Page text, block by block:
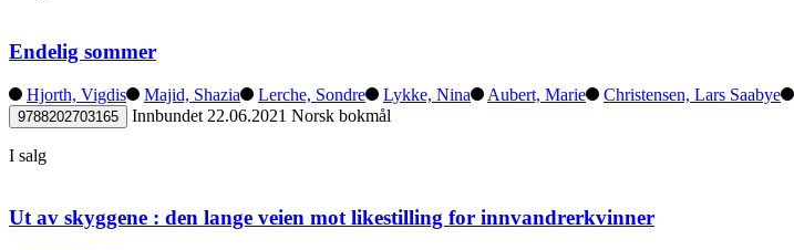
Endelig sommer
Hjorth, Vigdis Majid, Shazia Lerche, Sondre Lykke, Nina Aubert, Marie Christensen, Lars Saabye
9788202703165 Innbundet 22.06.2021 Norsk bokmål
I salg
Ut av skyggene : den lange veien mot likestilling for innvandrerkvinner